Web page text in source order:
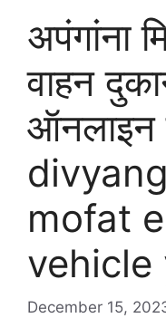
अपंगांना
वाहन
ऑनलाइन
mofat
vehicle
December 15,